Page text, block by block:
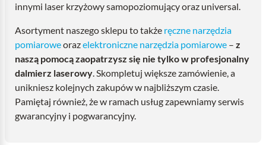
innymi laser krzyżowy samopoziomujący oraz universal.
Asortyment naszego sklepu to także ręczne narzędzia
pomiaroweorazelektroniczne narzędzia pomiarowe – z
naszą pomocą zaopatrzysz się nie tylko w profesjonalny
dalmierz laserowy. Skompletuj większe zamówienie, a
unikniesz kolejnych zakupów w najbliższym czasie.
Pamiętaj również, że w ramach usług zapewniamy serwis
gwarancyjny i pogwarancyjny.